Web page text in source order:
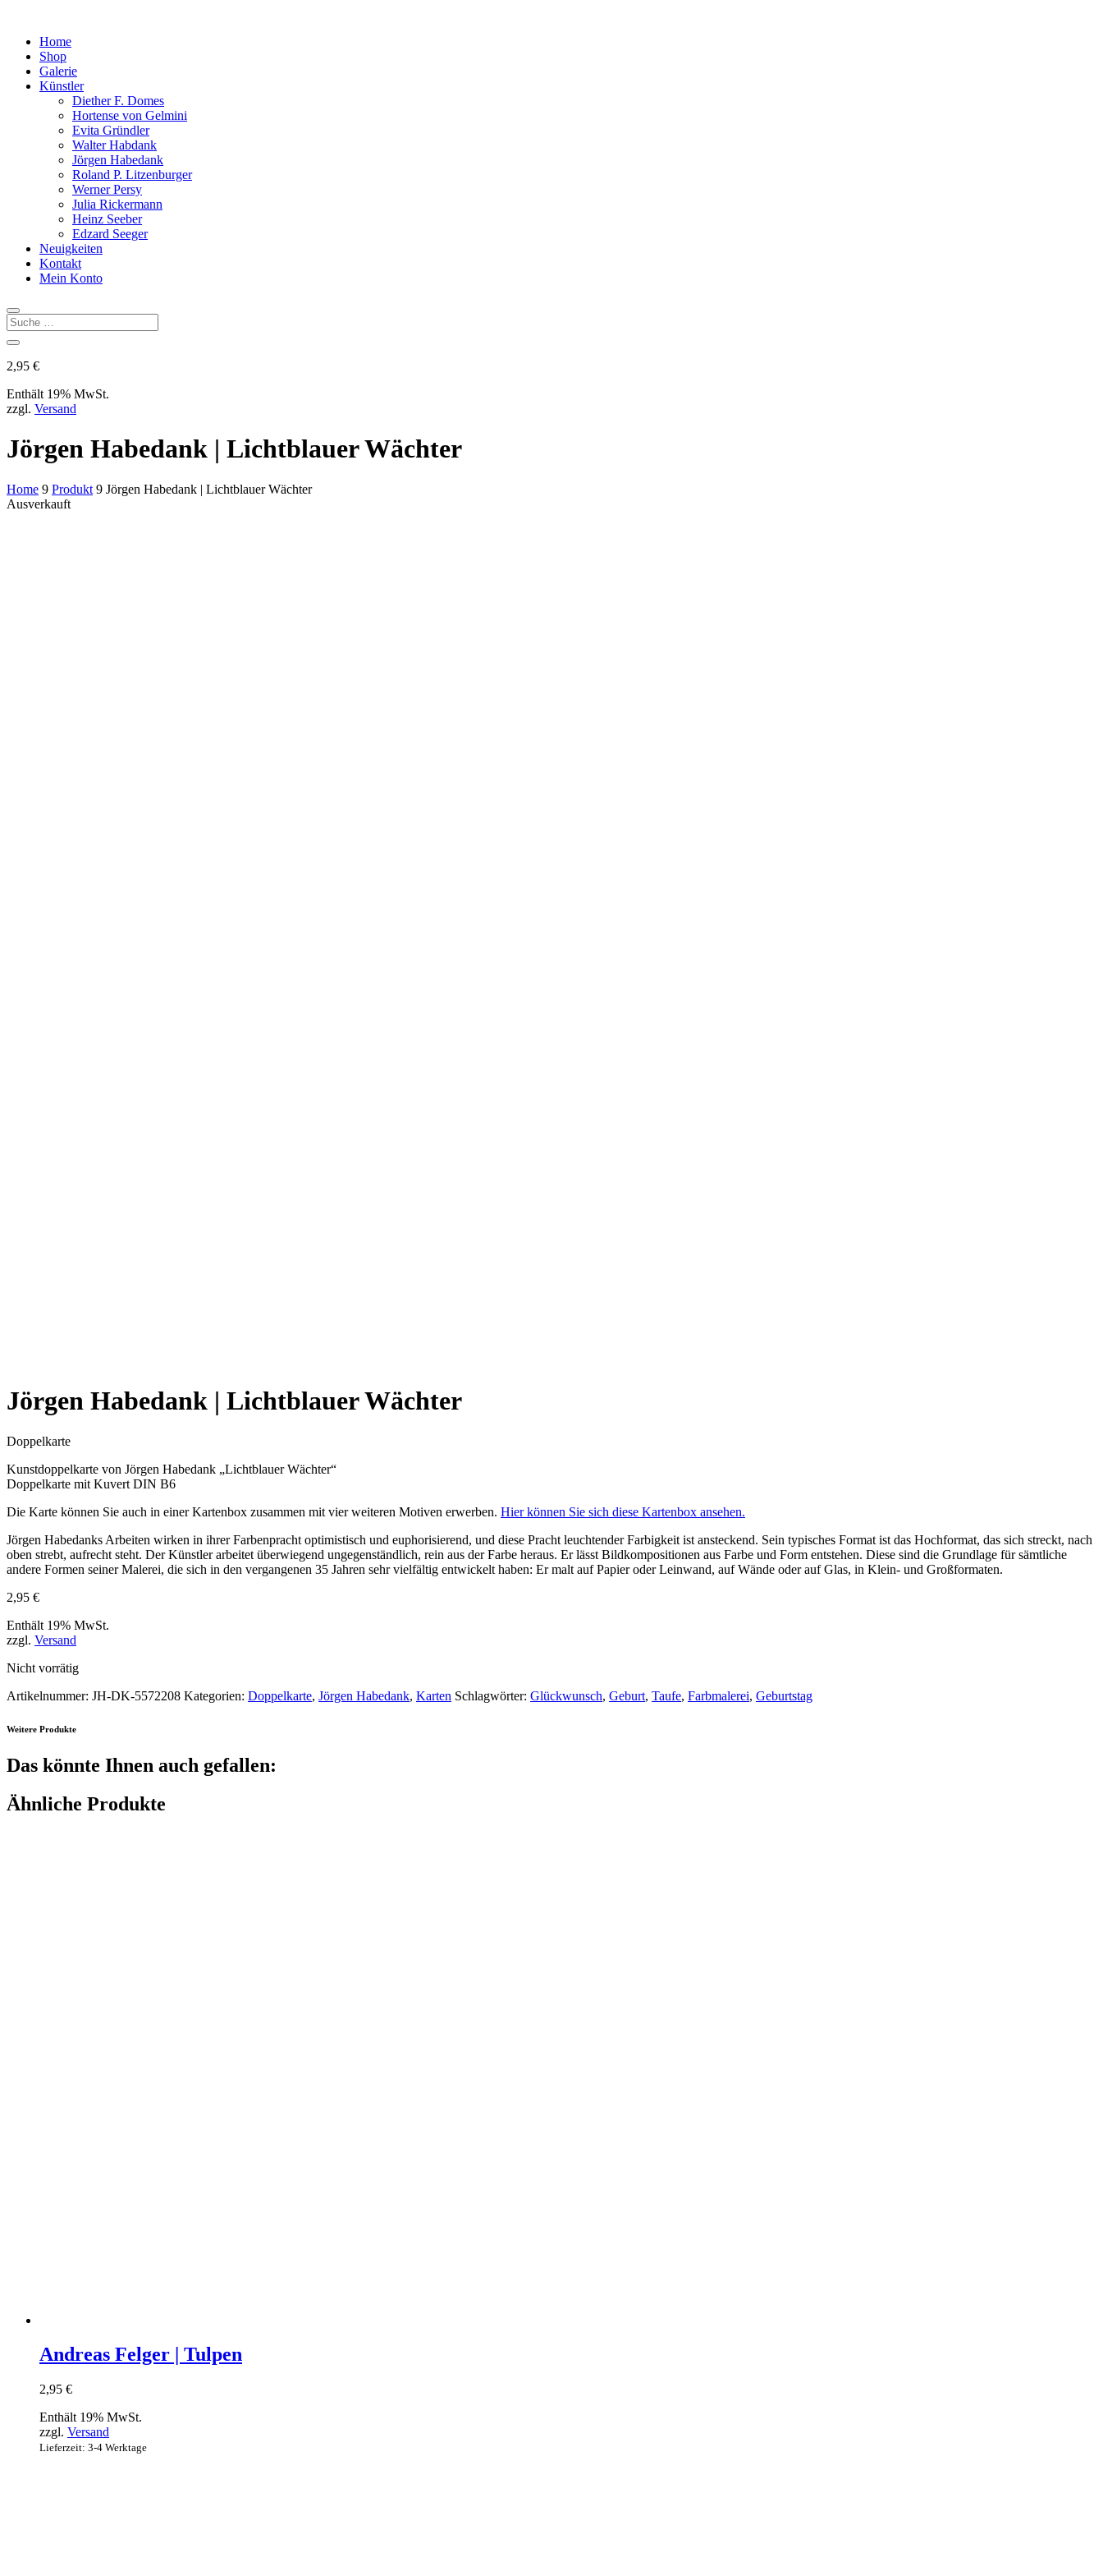
Home
Shop
Galerie
Künstler
Diether F. Domes
Hortense von Gelmini
Evita Gründler
Walter Habdank
Jörgen Habedank
Roland P. Litzenburger
Werner Persy
Julia Rickermann
Heinz Seeber
Edzard Seeger
Neuigkeiten
Kontakt
Mein Konto
2,95 €
Enthält 19% MwSt.
zzgl. Versand
Jörgen Habedank | Lichtblauer Wächter
Home 9 Produkt 9 Jörgen Habedank | Lichtblauer Wächter
Ausverkauft
Jörgen Habedank | Lichtblauer Wächter
Doppelkarte
Kunstdoppelkarte von Jörgen Habedank „Lichtblauer Wächter“
Doppelkarte mit Kuvert DIN B6
Die Karte können Sie auch in einer Kartenbox zusammen mit vier weiteren Motiven erwerben. Hier können Sie sich diese Kartenbox ansehen.
Jörgen Habedanks Arbeiten wirken in ihrer Farbenpracht optimistisch und euphorisierend, und diese Pracht leuchtender Farbigkeit ist ansteckend. Sein typisches Format ist das Hochformat, das sich streckt, nach
oben strebt, aufrecht steht. Der Künstler arbeitet überwiegend ungegenständlich, rein aus der Farbe heraus. Er lässt Bildkompositionen aus Farbe und Form entstehen. Diese sind die Grundlage für sämtliche
andere Formen seiner Malerei, die sich in den vergangenen 35 Jahren sehr vielfältig entwickelt haben: Er malt auf Papier oder Leinwand, auf Wände oder auf Glas, in Klein- und Großformaten.
2,95 €
Enthält 19% MwSt.
zzgl. Versand
Nicht vorrätig
Artikelnummer: JH-DK-5572208 Kategorien: Doppelkarte, Jörgen Habedank, Karten Schlagwörter: Glückwunsch, Geburt, Taufe, Farbmalerei, Geburtstag
Weitere Produkte
Das könnte Ihnen auch gefallen:
Ähnliche Produkte
Andreas Felger | Tulpen
2,95 €
Enthält 19% MwSt.
zzgl. Versand
Lieferzeit: 3-4 Werktage